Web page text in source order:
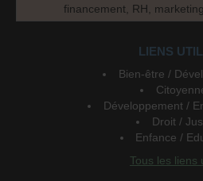
financement, RH,
LIENS
Bien-être /
Développement /
Droit /
Enfance /
Tous les liens